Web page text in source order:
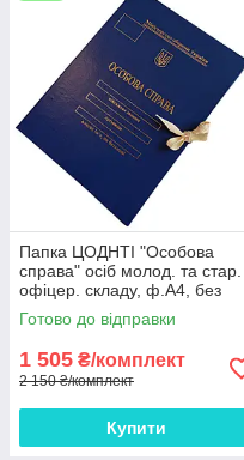
Папка ЦОДНТІ "Особова
справа" осіб молод. та стар.
офіцер. складу, ф.А4, без
клапан., бумвініл з
тисненням "під золото"
10мм*10 шт
Готово до відправки
1 505 ₴/комплект
2 150 ₴/комплект
Купити